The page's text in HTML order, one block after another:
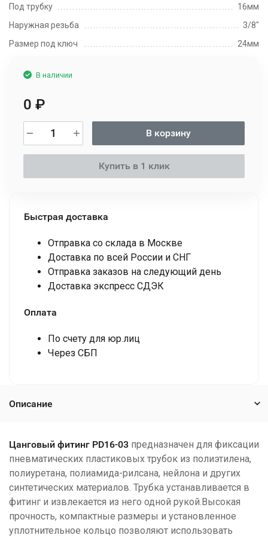
Под трубку
16мм
Наружная резьба
3/8"
Размер под ключ
24мм
В наличии
0 ₽
В корзину
Купить в 1 клик
Быстрая доставка
Отправка со склада в Москве
Доставка по всей России и СНГ
Отправка заказов на следующий день
Доставка экспресс СДЭК
Оплата
По счету для юр.лиц
Через СБП
Описание
Цанговый фитинг РD16-03 предназначен для фиксации
пневматических пластиковых трубок из полиэтилена,
полиуретана, полиамида-рилсана, нейлона и других
синтетических материалов. Трубка устанавливается в
фитинг и извлекается из него одной рукой.Высокая
прочность, компактные размеры и установленное
уплотнительное кольцо позволяют использовать